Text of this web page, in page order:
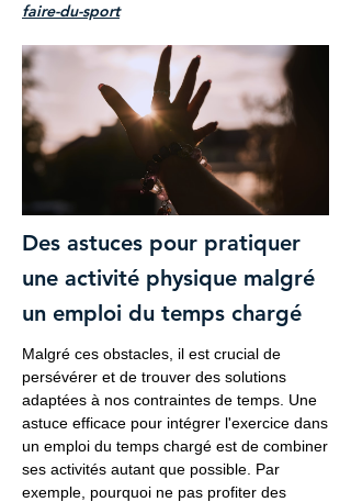
faire-du-sport
Des astuces pour pratiquer
une activité physique malgré
un emploi du temps chargé
Malgré ces obstacles, il est crucial de
persévérer et de trouver des solutions
adaptées à nos contraintes de temps. Une
astuce efficace pour intégrer l'exercice dans
un emploi du temps chargé est de combiner
ses activités autant que possible. Par
exemple, pourquoi ne pas profiter des